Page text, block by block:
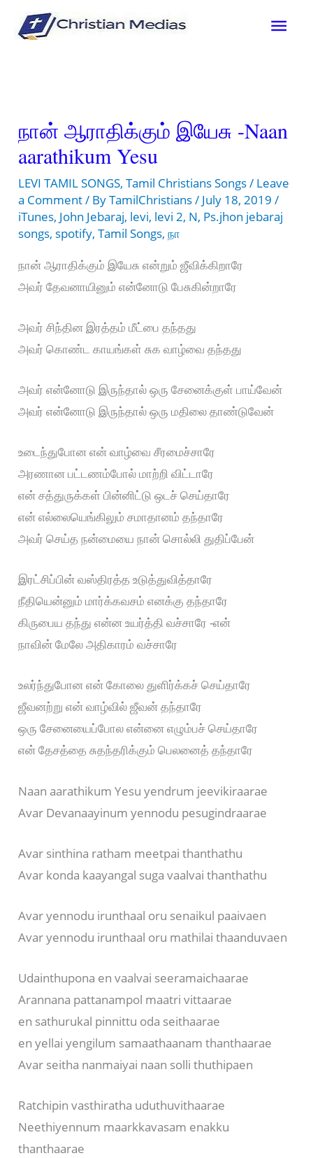
நான் ஆராதிக்கும் இயேசு -Naan
aarathikum Yesu
LEVI TAMIL SONGS,Tamil Christians Songs/ Leave
a Comment/ ByTamilChristians/ July 18, 2019/
iTunes, John Jebaraj, levi, levi 2, N, Ps.jhon jebaraj
songs, spotify,Tamil Songs,நா
நான் ஆராதிக்கும் இயேசு என்றும் ஜீவிக்கிறாரே
அவர் தேவனாயினும் என்னோடு பேசுகின்றாரே
அவர் சிந்தின இரத்தம் மீட்பை தந்தது
அவர் கொண்ட காயங்கள் சுக வாழ்வை தந்தது
அவர் என்னோடு இருந்தால் ஒரு சேனைக்குள் பாய்வேன்
அவர் என்னோடு இருந்தால் ஒரு மதிலை தாண்டுவேன்
உடைந்துபோன என் வாழ்வை சீரமைச்சாரே
அரணான பட்டணம்போல் மாற்றி விட்டாரே
என் சத்துருக்கள் பின்னிட்டு ஒடச் செய்தாரே
என் எல்லையெங்கிலும் சமாதானம் தந்தாரே
அவர் செய்த நன்மையை நான் சொல்லி துதிப்பேன்
இரட்சிப்பின் வஸ்திரத்த உடுத்துவித்தாரே
நீதியென்னும் மார்க்கவசம் எனக்கு தந்தாரே
கிருபைய தந்து என்ன உயர்த்தி வச்சாரே -என்
நாவின் மேலே அதிகாரம் வச்சாரே
உலர்ந்துபோன என் கோலை துளிர்க்கச் செய்தாரே
ஜீவனற்று என் வாழ்வில் ஜீவன் தந்தாரே
ஒரு சேனையைப்போல என்னை எழும்பச் செய்தாரே
என் தேசத்தை சுதந்தரிக்கும் பெலனைத் தந்தாரே
Naan aarathikum Yesu yendrum jeevikiraarae
Avar Devanaayinum yennodu pesugindraarae
Avar sinthina ratham meetpai thanthathu
Avar konda kaayangal suga vaalvai thanthathu
Avar yennodu irunthaal oru senaikul paaivaen
Avar yennodu irunthaal oru mathilai thaanduvaen
Udainthupona en vaalvai seeramaichaarae
Arannana pattanampol maatri vittaarae
en sathurukal pinnittu oda seithaarae
en yellai yengilum samaathaanam thanthaarae
Avar seitha nanmaiyai naan solli thuthipaen
Ratchipin vasthiratha uduthuvithaarae
Neethiyennum maarkkavasam enakku
thanthaarae